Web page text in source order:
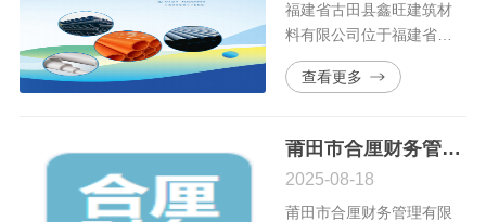
福建省古田县鑫旺建筑材
料有限公司位于福建省宁
德市古田县卓洋乡吉洋村
长垅1号。公司自2017年成
2024 年追加投资2000万
元，进一步扩大生产规
模、完善配 套设施、提升
查看更多
莆田市合厘财务管理有限公司
2025-08-18
莆田市合厘财务管理有限